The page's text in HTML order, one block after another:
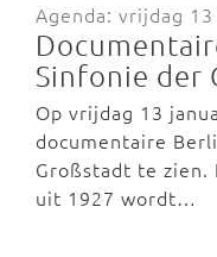
Agenda: vrijdag
Sinfonie der
Op vrijdag 13
documentaire
Großstadt te
uit 1927 wordt…